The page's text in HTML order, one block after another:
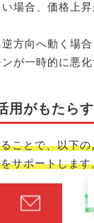
場合、価格上
方向へ動く場
が一時的に悪化
用がもたら
ことで、以下
サポートします
適化: 現地工場の
のバランス最適